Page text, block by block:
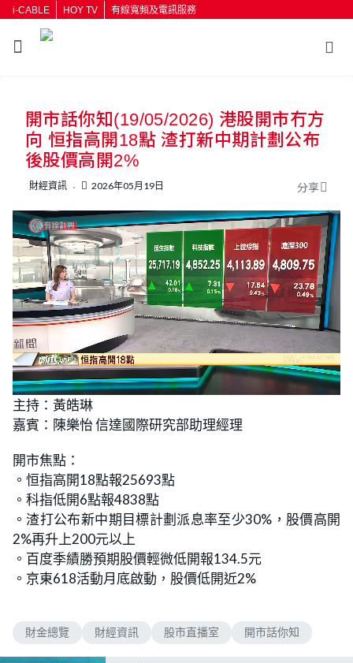
i-CABLE HOY TV 有線寬頻及電訊服務
按輸入鍵開始搜尋
開市話你知(19/05/2026) 港股開市冇方
向 恒指高開18點 渣打新中期計劃公布
後股價高開2%
財經資訊 2026年05月19日 分享
U
n
m
u
t
e
L
o
e
d
2
%
主持：黃皓琳
嘉賓：陳樂怡 信達國際研究部助理經理
開市焦點：
。恒指高開18點報25693點
。科指低開6點報4838點
。渣打公布新中期目標計劃派息率至少30%，股價高開
2%再升上200元以上
。百度季績勝預期股價輕微低開報134.5元
。京東618活動月底啟動，股價低開近2%
財金總覽 財經資訊 股市直播室 開市話你知